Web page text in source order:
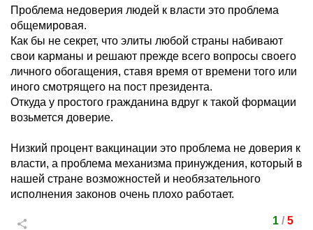
Проблема недоверия людей к власти это проблема
общемировая.
Как бы не секрет, что элиты любой страны набивают
свои карманы и решают прежде всего вопросы своего
личного обогащения, ставя время от времени того или
иного смотрящего на пост президента.
Откуда у простого гражданина вдруг к такой формации
возьмется доверие.
Низкий процент вакцинации это проблема не доверия к
власти, а проблема механизма принуждения, который в
нашей стране возможностей и необязательного
исполнения законов очень плохо работает.
1/ 5